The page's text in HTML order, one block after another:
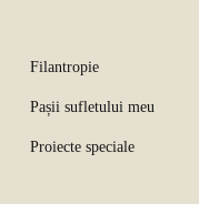
Filantropie
Pașii sufletului meu
Proiecte speciale